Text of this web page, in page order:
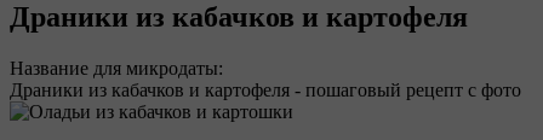
Драники из кабачков и картофеля
Название для микродаты:
Драники из кабачков и картофеля - пошаговый рецепт с фото